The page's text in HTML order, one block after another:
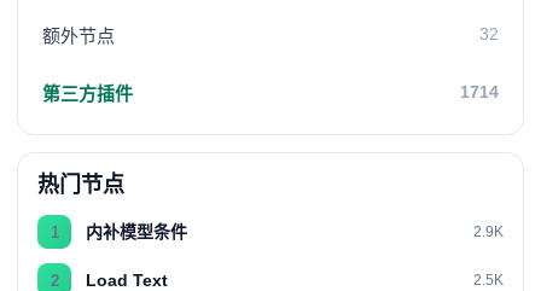
额外节点 32
第三方插件 1714
热门节点
1 内补模型条件 2.9K
2 Load Text 2.5K